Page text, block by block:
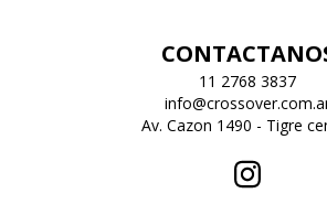
11 2768 3837
Av. Cazon 1490 - Tigre